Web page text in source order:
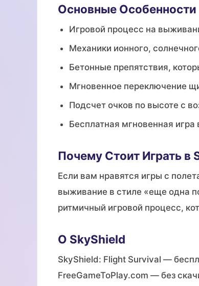
Основные Особенности
Игровой процесс на
Механики ионного,
Бетонные препятствия,
Мгновенное переключение
Подсчет очков по высоте с
Бесплатная мгновенная игра
Почему Стоит Играть в
Если вам нравятся игры с
выживание в стиле «еще одна
ритмичный игровой процесс,
О SkyShield
SkyShield: Flight Survival —
FreeGameToPlay.com — без